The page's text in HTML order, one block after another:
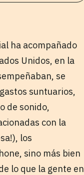
ha acompañado
Unidos, en la
se
suntuarios,
de sonido,
con la
los
sino más bien
lo que la gente en